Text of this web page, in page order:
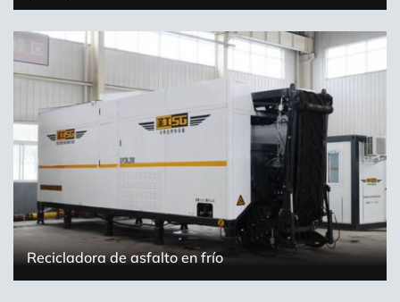
Recicladora de asfalto en frío